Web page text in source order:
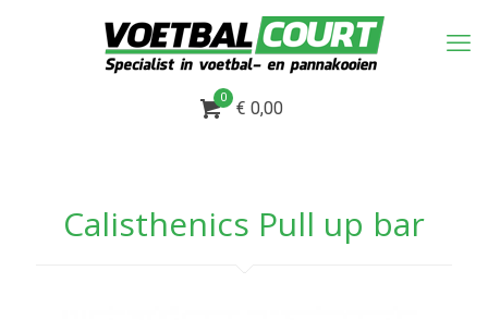
0
€ 0,00
Calisthenics Pull up bar